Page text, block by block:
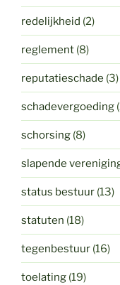
redelijkheid (2)
reglement (8)
reputatieschade (3)
schadevergoeding
schorsing (8)
slapende
status bestuur (13)
statuten (18)
tegenbestuur (16)
toelating (19)